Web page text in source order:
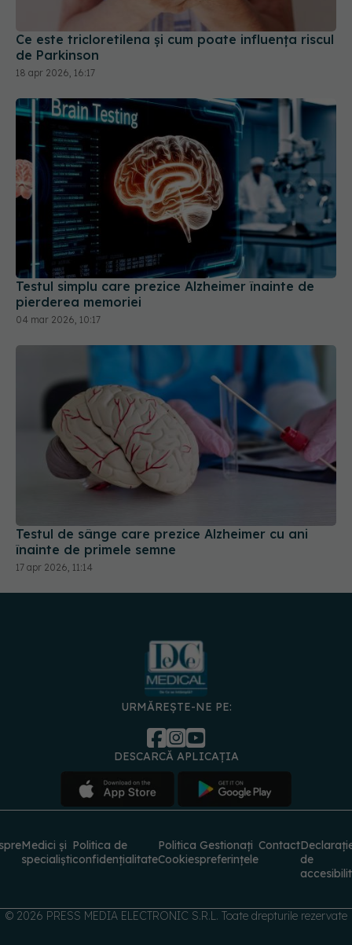
Ce este tricloretilena și cum poate influența riscul
de Parkinson
18 apr 2026, 16:17
Testul simplu care prezice Alzheimer înainte de
pierderea memoriei
04 mar 2026, 10:17
Testul de sânge care prezice Alzheimer cu ani
înainte de primele semne
17 apr 2026, 11:14
URMĂREȘTE-NE PE:
DESCARCĂ APLICAȚIA
Medici și
specialiști
Politica de
confidențialitate
Politica
Cookies
Gestionați
preferințele
Contact
de
© 2026 PRESS MEDIA ELECTRONIC S.R.L. Toate drepturile rezervate